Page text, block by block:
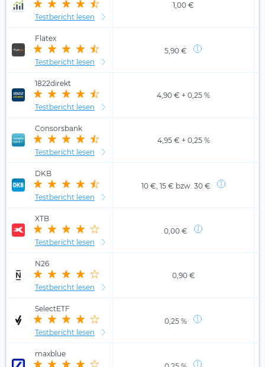
Testbericht lesen
1,00 €
Flatex
Testbericht lesen
5,90 €
1822direkt
Testbericht lesen
4,90 € + 0,25 %
Consorsbank
Testbericht lesen
4,95 € + 0,25 %
DKB
Testbericht lesen
10 €, 15 € bzw. 30 €
XTB
Testbericht lesen
0,00 €
N26
Testbericht lesen
0,90 €
SelectETF
Testbericht lesen
0,25 %
maxblue